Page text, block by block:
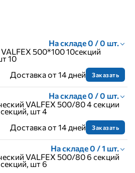
На складе 0 / 0 шт.
500*100 10секций
10
Доставка от 14 дней
Заказать
На складе 0 / 0 шт.
VALFEX 500/80 4 секции
шт 4
Доставка от 14 дней Заказать
На складе 0 / 1 шт.
VALFEX 500/80 6 секций
шт 6